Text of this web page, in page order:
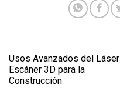
Usos Avanzados del Láser
Escáner 3D para la
Construcción